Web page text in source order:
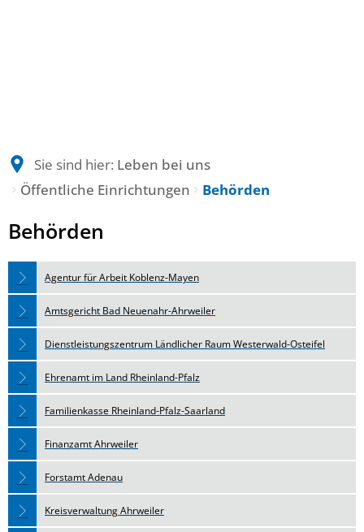
Sie sind hier: Leben bei uns
Öffentliche Einrichtungen
Behörden
Behörden
Behörden
Agentur für Arbeit Koblenz-Mayen
Amtsgericht Bad Neuenahr-Ahrweiler
Dienstleistungszentrum Ländlicher Raum Westerwald-Osteifel
Ehrenamt im Land Rheinland-Pfalz
Familienkasse Rheinland-Pfalz-Saarland
Finanzamt Ahrweiler
Forstamt Adenau
Kreisverwaltung Ahrweiler